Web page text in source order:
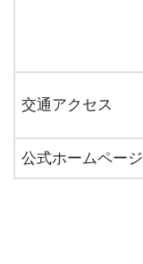
交通アクセス
公式ホームページ